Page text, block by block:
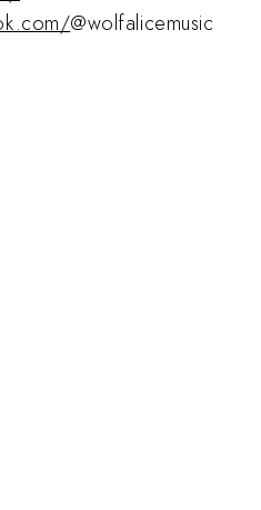
@wolfalicemusic